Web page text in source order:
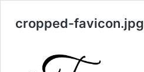
cropped-favicon.jpg